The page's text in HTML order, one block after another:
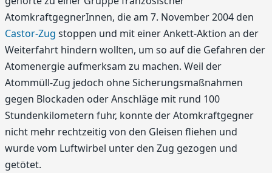
AtomkraftgegnerInnen, die am 7. November 2004 den
Castor-Zug stoppen und mit einer Ankett-Aktion an der
Weiterfahrt hindern wollten, um so auf die Gefahren der
Atomenergie aufmerksam zu machen. Weil der
Atommüll-Zug jedoch ohne Sicherungsmaßnahmen
gegen Blockaden oder Anschläge mit rund 100
Stundenkilometern fuhr, konnte der Atomkraftgegner
nicht mehr rechtzeitig von den Gleisen fliehen und
wurde vom Luftwirbel unter den Zug gezogen und
getötet.